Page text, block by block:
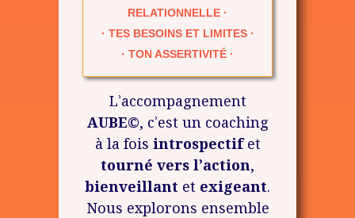
RELATIONNELLE ·
· TES BESOINS ET LIMITES ·
· TON ASSERTIVITÉ ·
L’accompagnement
AUBE©, c’est un coaching
à la fois introspectifet
tourné vers l’action,
bienveillant et exigeant.
Nous explorons ensemble